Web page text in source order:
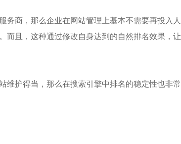
务商，那么企业在网站管理上基本不需要再投入
而且，这种通过修改自身达到的自然排名效果，
维护得当，那么在搜索引擎中排名的稳定性也非